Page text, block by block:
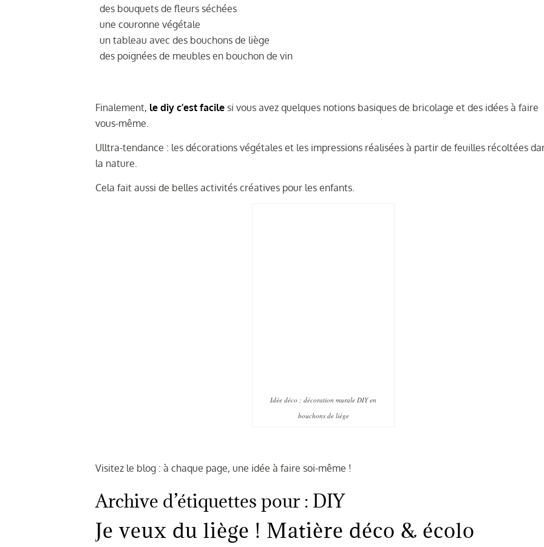
des bouquets de fleurs séchées
une couronne végétale
un tableau avec des bouchons de liège
des poignées de meubles en bouchon de vin
Finalement, le diy c’est facile si vous avez quelques notions basiques de bricolage et des idées à faire
vous-même.
Ulltra-tendance : les décorations végétales et les impressions réalisées à partir de feuilles récoltées
la nature.
Cela fait aussi de belles activités créatives pour les enfants.
Idée déco : décoration murale DIY en
bouchons de liège
Visitez le blog : à chaque page, une idée à faire soi-même !
Archive d’étiquettes pour : DIY
Je veux du liège ! Matière déco & écolo